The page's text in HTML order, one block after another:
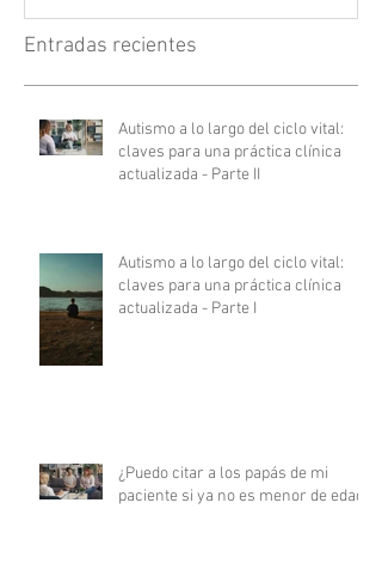
Entradas recientes
Autismo a lo largo del ciclo vital:
claves para una práctica clínica
actualizada - Parte II
Autismo a lo largo del ciclo vital:
claves para una práctica clínica
actualizada - Parte I
¿Puedo citar a los papás de mi
paciente si ya no es menor de edad?